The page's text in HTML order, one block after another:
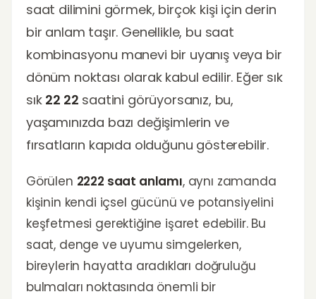
saat dilimini görmek, birçok kişi için derin
bir anlam taşır. Genellikle, bu saat
kombinasyonu manevi bir uyanış veya bir
dönüm noktası olarak kabul edilir. Eğer sık
sık 22 22 saatini görüyorsanız, bu,
yaşamınızda bazı değişimlerin ve
fırsatların kapıda olduğunu gösterebilir.
Görülen 2222 saat anlamı, aynı zamanda
kişinin kendi içsel gücünü ve potansiyelini
keşfetmesi gerektiğine işaret edebilir. Bu
saat, denge ve uyumu simgelerken,
bireylerin hayatta aradıkları doğruluğu
bulmaları noktasında önemli bir